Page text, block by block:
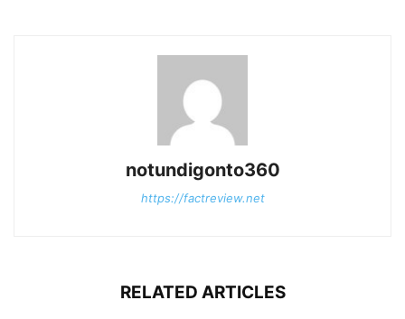
notundigonto360
https://factreview.net
RELATED ARTICLES